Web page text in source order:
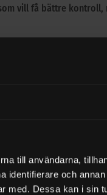
till användarna,
identifierare och
med. Dessa kan i sin
vill få bättre
nätverk, även i
behöver hanteras i
på hur din anläggning
lösning kan användas
det enkelt att
hämta uppdateringar